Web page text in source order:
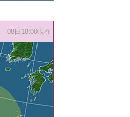
08日18:00現在